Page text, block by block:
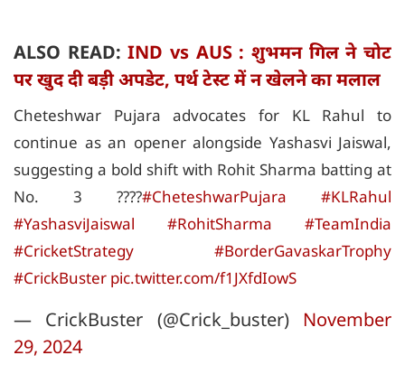
ALSO READ:IND vs AUS : शुभमन गिल ने चोट
पर खुद दी बड़ी अपडेट, पर्थ टेस्ट में न खेलने का मलाल
Cheteshwar Pujara advocates for KL Rahul to
continue as an opener alongside Yashasvi Jaiswal,
suggesting a bold shift with Rohit Sharma batting at
No. 3 ????#CheteshwarPujara
#KLRahul
#YashasviJaiswal
#RohitSharma
#TeamIndia
#CricketStrategy
#BorderGavaskarTrophy
#CrickBuster pic.twitter.com/f1JXfdIowS
— CrickBuster (@Crick_buster) November
29, 2024